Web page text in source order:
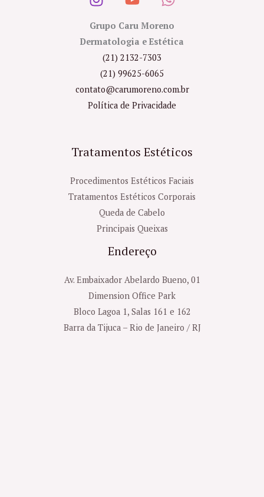
Grupo Caru Moreno
Dermatologia e Estética
(21) 2132-7303
(21) 99625-6065
contato@carumoreno.com.br
Política de Privacidade
Tratamentos Estéticos
Procedimentos Estéticos Faciais
Tratamentos Estéticos Corporais
Queda de Cabelo
Principais Queixas
Endereço
Av. Embaixador Abelardo Bueno, 01
Dimension Office Park
Bloco Lagoa 1, Salas 161 e 162
Barra da Tijuca – Rio de Janeiro / RJ